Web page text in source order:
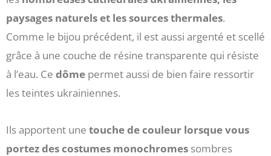
paysages naturels et les sources thermales.
Comme le bijou précédent, il est aussi argenté et scellé
grâce à une couche de résine transparente qui résiste
à l’eau. Ce dôme permet aussi de bien faire ressortir
les teintes ukrainiennes.
Ils apportent une touche de couleur lorsque vous
portez des costumes monochromes sombres